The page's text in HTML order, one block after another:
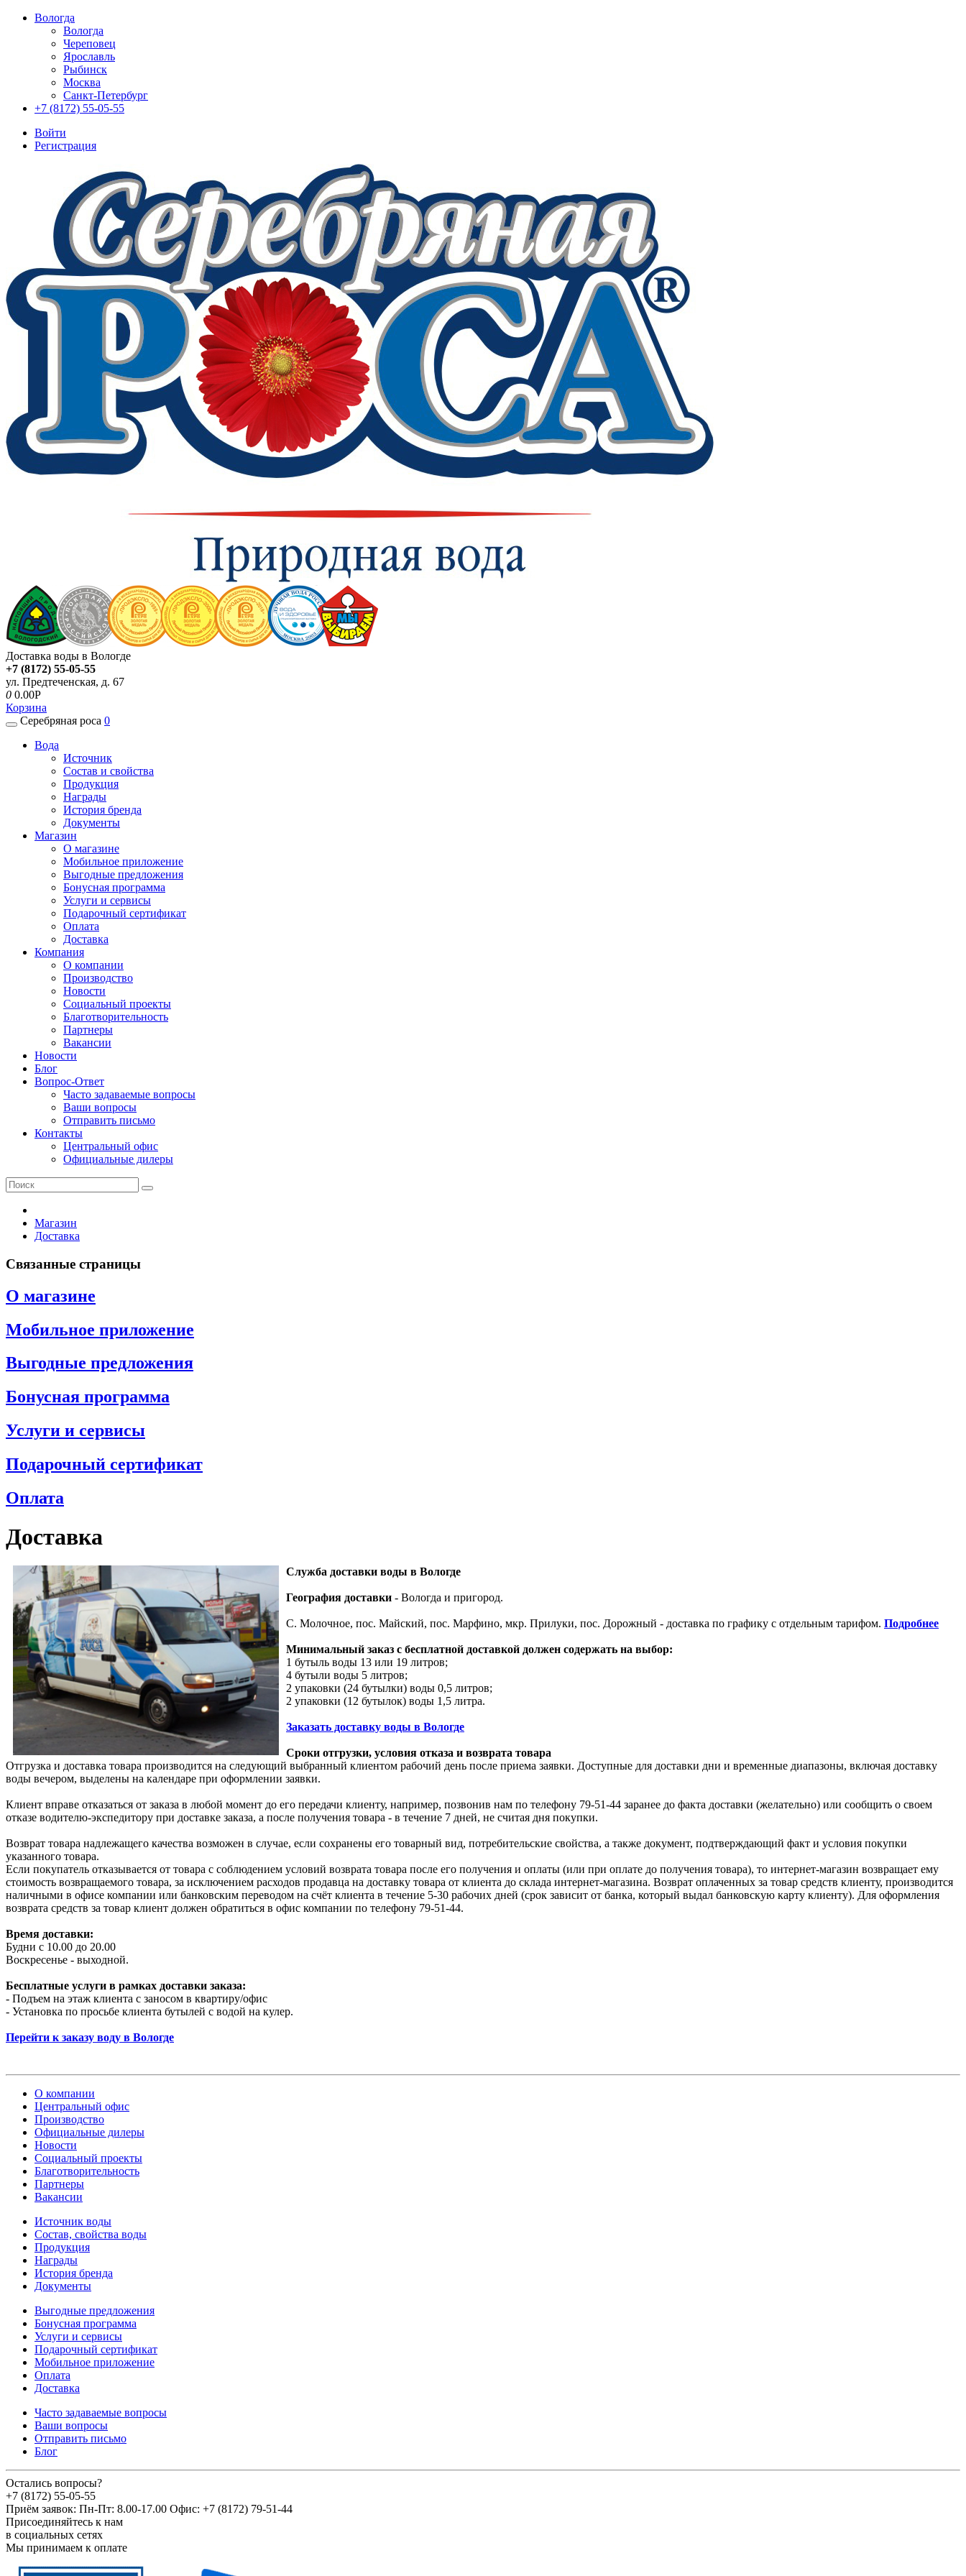
Вологда
Вологда
Череповец
Ярославль
Рыбинск
Москва
Санкт-Петербург
+7 (8172) 55-05-55
Войти
Регистрация
Доставка воды в Вологде
+7 (8172) 55-05-55
ул. Предтеченская, д. 67
0 0.00P
Корзина
Серебряная роса 0
Вода
Источник
Состав и свойства
Продукция
Награды
История бренда
Документы
Магазин
О магазине
Мобильное приложение
Выгодные предложения
Бонусная программа
Услуги и сервисы
Подарочный сертификат
Оплата
Доставка
Компания
О компании
Производство
Новости
Социальный проекты
Благотворительность
Партнеры
Вакансии
Новости
Блог
Вопрос-Ответ
Часто задаваемые вопросы
Ваши вопросы
Отправить письмо
Контакты
Центральный офис
Официальные дилеры
Магазин
Доставка
Связанные страницы
О магазине
Мобильное приложение
Выгодные предложения
Бонусная программа
Услуги и сервисы
Подарочный сертификат
Оплата
Доставка
Служба доставки воды в Вологде
География доставки - Вологда и пригород.
С. Молочное, пос. Майский, пос. Марфино, мкр. Прилуки, пос. Дорожный - доставка по графику с отдельным тарифом. Подробнее
Минимальный заказ с бесплатной доставкой должен содержать на выбор:
1 бутыль воды 13 или 19 литров;
4 бутыли воды 5 литров;
2 упаковки (24 бутылки) воды 0,5 литров;
2 упаковки (12 бутылок) воды 1,5 литра.
Заказать доставку воды в Вологде
Сроки отгрузки, условия отказа и возврата товара
Отгрузка и доставка товара производится на следующий выбранный клиентом рабочий день после приема заявки. Доступные для доставки дни и временные диапазоны, включая доставку
воды вечером, выделены на календаре при оформлении заявки.
Клиент вправе отказаться от заказа в любой момент до его передачи клиенту, например, позвонив нам по телефону 79-51-44 заранее до факта доставки (желательно) или сообщить о своем
отказе водителю-экспедитору при доставке заказа, а после получения товара - в течение 7 дней, не считая дня покупки.
Возврат товара надлежащего качества возможен в случае, если сохранены его товарный вид, потребительские свойства, а также документ, подтверждающий факт и условия покупки
указанного товара.
Если покупатель отказывается от товара с соблюдением условий возврата товара после его получения и оплаты (или при оплате до получения товара), то интернет-магазин возвращает ему
стоимость возвращаемого товара, за исключением расходов продавца на доставку товара от клиента до склада интернет-магазина. Возврат оплаченных за товар средств клиенту, производится
наличными в офисе компании или банковским переводом на счёт клиента в течение 5-30 рабочих дней (срок зависит от банка, который выдал банковскую карту клиенту). Для оформления
возврата средств за товар клиент должен обратиться в офис компании по телефону 79-51-44.
Время доставки:
Будни с 10.00 до 20.00
Воскресенье - выходной.
Бесплатные услуги в рамках доставки заказа:
- Подъем на этаж клиента с заносом в квартиру/офис
- Установка по просьбе клиента бутылей с водой на кулер.
Перейти к заказу воду в Вологде
О компании
Центральный офис
Производство
Официальные дилеры
Новости
Социальный проекты
Благотворительность
Партнеры
Вакансии
Источник воды
Состав, свойства воды
Продукция
Награды
История бренда
Документы
Выгодные предложения
Бонусная программа
Услуги и сервисы
Подарочный сертификат
Мобильное приложение
Оплата
Доставка
Часто задаваемые вопросы
Ваши вопросы
Отправить письмо
Блог
Остались вопросы?
+7 (8172) 55-05-55
Приём заявок: Пн-Пт: 8.00-17.00 Офис: +7 (8172) 79-51-44
Присоединяйтесь к нам
в социальных сетях
Мы принимаем к оплате